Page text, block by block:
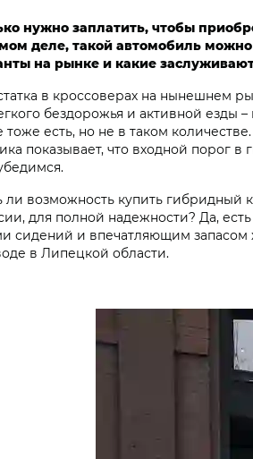
нужно заплатить, чтобы
деле, такой автомобиль
на рынке и какие
в кроссоверах на нынешнем
бездорожья и активной езды
тоже есть, но не в таком
показывает, что входной порог
ли возможность купить гибридный
для полной надежности? Да,
сидений и впечатляющим запасом
в Липецкой области.